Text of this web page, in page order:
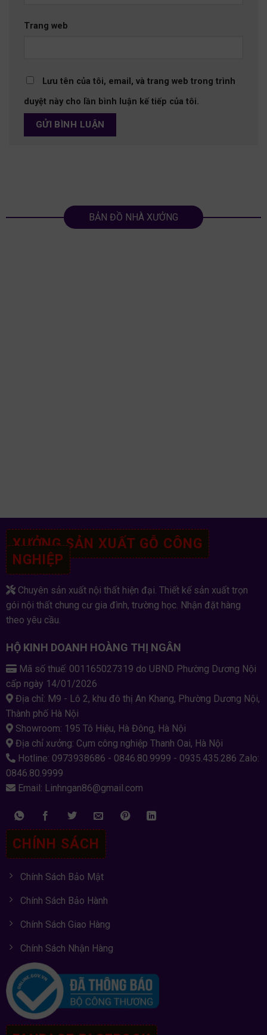
Trang web
Lưu tên của tôi, email, và trang web trong trình
duyệt này cho lần bình luận kế tiếp của tôi.
BẢN ĐỒ NHÀ XƯỞNG
XƯỞNG SẢN XUẤT GỖ CÔNG
NGHIỆP
Chuyên sản xuất nội thất hiện đại. Thiết kế sản xuất trọn
gói nội thất chung cư gia đình, trường học. Nhận đặt hàng
theo yêu cầu.
HỘ KINH DOANH HOÀNG THỊ NGÂN
Mã số thuế: 001165027319 do UBND Phường Dương Nội
cấp ngày 14/01/2026
Địa chỉ: M9 - Lô 2, khu đô thị An Khang, Phường Dương Nội,
Thành phố Hà Nội
Showroom: 195 Tô Hiệu, Hà Đông, Hà Nội
Địa chỉ xưởng: Cụm công nghiệp Thanh Oai, Hà Nội
Hotline: 0973938686 - 0846.80.9999 - 0935.435.286 Zalo:
0846.80.9999
Email: Linhngan86@gmail.com
CHÍNH SÁCH
Chính Sách Bảo Mật
Chính Sách Bảo Hành
Chính Sách Giao Hàng
Chính Sách Nhận Hàng